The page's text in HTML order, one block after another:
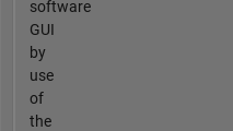
software
GUI
by
use
of
the